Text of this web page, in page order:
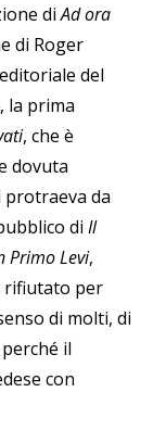
diAd ora
di Roger
del
la prima
, che è
dovuta
protraeva da
di Il
Primo Levi,
rifiutato per
di molti, di
il
con